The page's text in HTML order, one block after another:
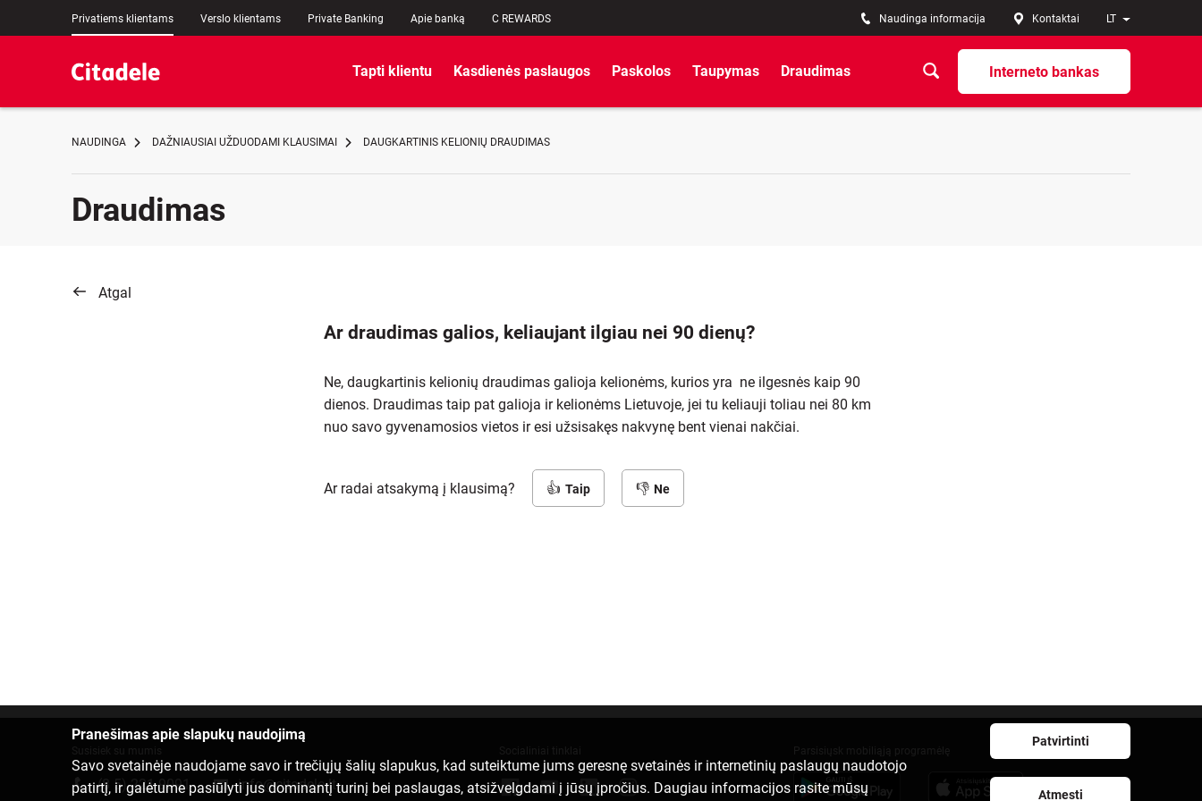
Privatiems klientams Verslo klientams Private Banking Apie banką C REWARDS LT
Naudinga informacija Kontaktai
Interneto bankas
Tapti klientu Kasdienės paslaugos Paskolos Taupymas Draudimas
NAUDINGA DAŽNIAUSIAI UŽDUODAMI KLAUSIMAI DAUGKARTINIS KELIONIŲ DRAUDIMAS
Draudimas
Atgal
Ar draudimas galios, keliaujant ilgiau nei 90 dienų?
Ne, daugkartinis kelionių draudimas galioja kelionėms, kurios yra ne ilgesnės kaip 90
dienos. Draudimas taip pat galioja ir kelionėms Lietuvoje, jei tu keliauji toliau nei 80 km
nuo savo gyvenamosios vietos ir esi užsisakęs nakvynę bent vienai nakčiai.
Ar radai atsakymą į klausimą? Taip Ne
Pranešimas apie slapukų naudojimą
Savo svetainėje naudojame savo ir trečiųjų šalių slapukus, kad suteiktume jums geresnę svetainės ir internetinių paslaugų naudotojo
patirtį, ir galėtume pasiūlyti jus dominantį turinį bei paslaugas, atsižvelgdami į jūsų įpročius. Daugiau informacijos rasite mūsų
Patvirtinti
Atmesti
(8 5) 221 9091 info@citadele.lt